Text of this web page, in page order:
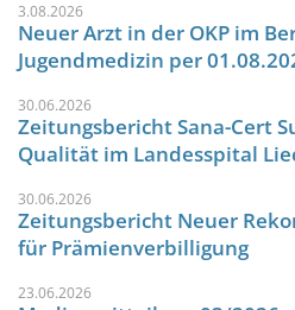
3.08.2026
Neuer Arzt in der OKP im
Jugendmedizin per
30.06.2026
Zeitungsbericht Sana-Cert
Qualität im Landesspital
30.06.2026
Zeitungsbericht Neuer
für Prämienverbilligung
23.06.2026